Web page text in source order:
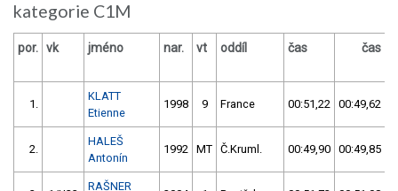
kategorie C1M
por. vk jméno nar. vt oddíl čas čas
1.
KLATT
Etienne
1998 9 France 00:51,22 00:49,62
2.
HALEŠ
Antonín
1992 MT Č.Kruml. 00:49,90 00:49,85
RAŠNER